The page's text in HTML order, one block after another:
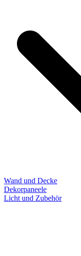
Wand und Decke
Dekorpaneele
Licht und Zubehör